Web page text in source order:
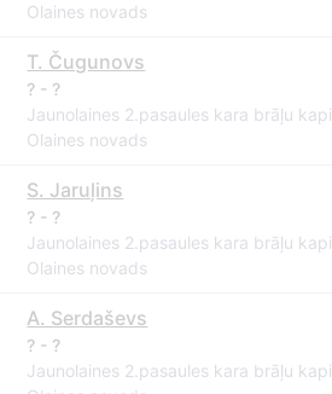
Olaines novads
T. Čugunovs
? - ?
Jaunolaines 2.pasaules kara brāļu kapi
Olaines novads
S. Jaruļins
? - ?
Jaunolaines 2.pasaules kara brāļu kapi
Olaines novads
A. Serdaševs
? - ?
Jaunolaines 2.pasaules kara brāļu kapi